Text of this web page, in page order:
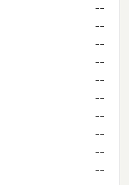
--
--
--
--
--
--
--
--
--
--